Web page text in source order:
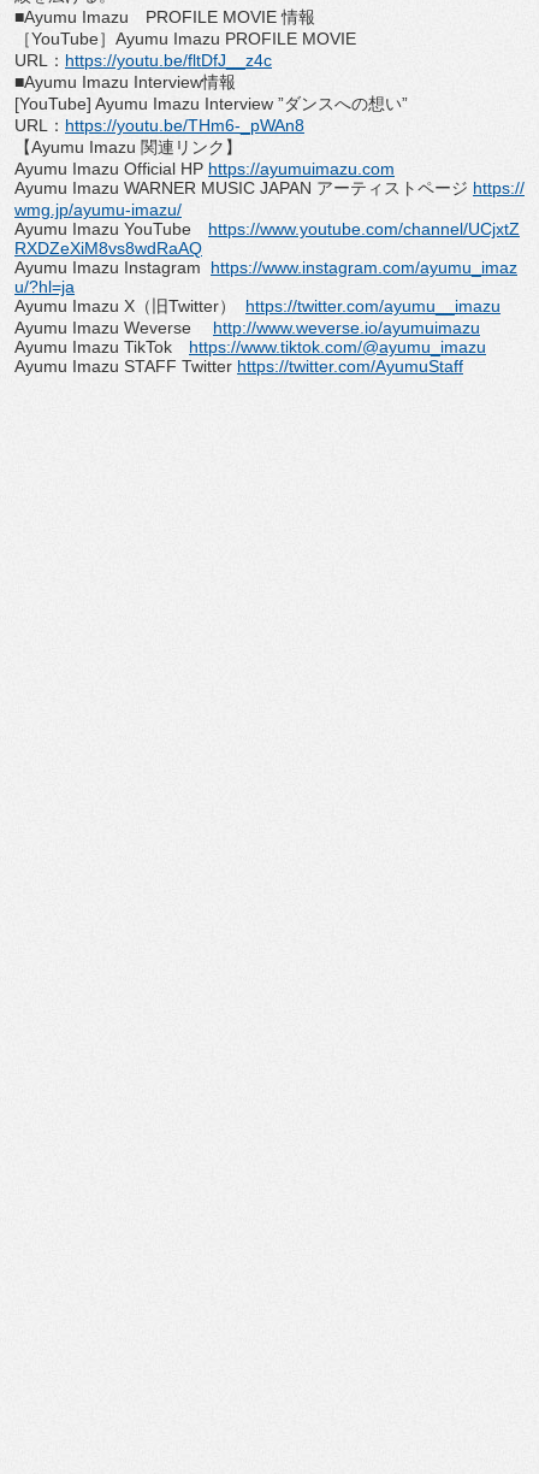
■Ayumu Imazu PROFILE MOVIE 情報
［YouTube］Ayumu Imazu PROFILE MOVIE
URL： https://youtu.be/fltDfJ__ z4c
■Ayumu Imazu Interview情報
[YouTube] Ayumu Imazu Interview ”ダンスへの想い”
URL： https://youtu.be/THm6-_ pWAn8
【Ayumu Imazu 関連リンク】
Ayumu Imazu Official HP https://ayumuimazu.com
Ayumu Imazu WARNER MUSIC JAPAN アーティストページ https://
wmg.jp/ayumu-imazu/
Ayumu Imazu YouTube https://www.youtube.com/channel/UCjxtZ
RXDZeXiM8vs8wdRaAQ
Ayumu Imazu Instagram https://www.instagram.com/ayumu_imaz
u/?hl=ja
Ayumu Imazu X（旧Twitter） https://twitter.com/ayumu__ imazu
Ayumu Imazu Weverse http://www.weverse.io/ayumuimazu
Ayumu Imazu TikTok https://www.tiktok.com/@ayumu_ imazu
Ayumu Imazu STAFF Twitter https://twitter.com/AyumuStaff